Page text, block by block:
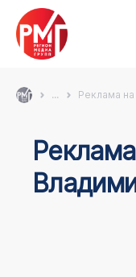
... Реклама на